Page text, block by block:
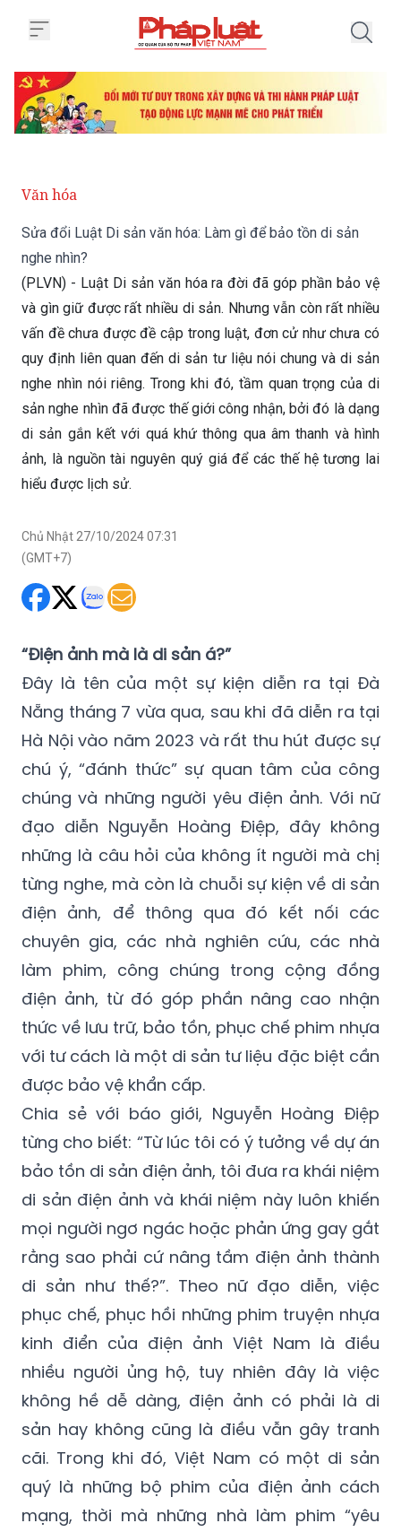
Văn hóa
Sửa đổi Luật Di sản văn hóa: Làm gì để bảo tồn di sản
nghe nhìn?
(PLVN) - Luật Di sản văn hóa ra đời đã góp phần bảo vệ
và gìn giữ được rất nhiều di sản. Nhưng vẫn còn rất nhiều
vấn đề chưa được đề cập trong luật, đơn cử như chưa có
quy định liên quan đến di sản tư liệu nói chung và di sản
nghe nhìn nói riêng. Trong khi đó, tầm quan trọng của di
sản nghe nhìn đã được thế giới công nhận, bởi đó là dạng
di sản gắn kết với quá khứ thông qua âm thanh và hình
ảnh, là nguồn tài nguyên quý giá để các thế hệ tương lai
hiểu được lịch sử.
Chủ Nhật 27/10/2024 07:31
(GMT+7)
“Điện ảnh mà là di sản á?”
Đây là tên của một sự kiện diễn ra tại Đà
Nẵng tháng 7 vừa qua, sau khi đã diễn ra tại
Hà Nội vào năm 2023 và rất thu hút được sự
chú ý, “đánh thức” sự quan tâm của công
chúng và những người yêu điện ảnh. Với nữ
đạo diễn Nguyễn Hoàng Điệp, đây không
những là câu hỏi của không ít người mà chị
từng nghe, mà còn là chuỗi sự kiện về di sản
điện ảnh, để thông qua đó kết nối các
chuyên gia, các nhà nghiên cứu, các nhà
làm phim, công chúng trong cộng đồng
điện ảnh, từ đó góp phần nâng cao nhận
thức về lưu trữ, bảo tồn, phục chế phim nhựa
với tư cách là một di sản tư liệu đặc biệt cần
được bảo vệ khẩn cấp.
Chia sẻ với báo giới, Nguyễn Hoàng Điệp
từng cho biết: “Từ lúc tôi có ý tưởng về dự án
bảo tồn di sản điện ảnh, tôi đưa ra khái niệm
di sản điện ảnh và khái niệm này luôn khiến
mọi người ngơ ngác hoặc phản ứng gay gắt
rằng sao phải cứ nâng tầm điện ảnh thành
di sản như thế?”. Theo nữ đạo diễn, việc
phục chế, phục hồi những phim truyện nhựa
kinh điển của điện ảnh Việt Nam là điều
nhiều người ủng hộ, tuy nhiên đây là việc
không hề dễ dàng, điện ảnh có phải là di
sản hay không cũng là điều vẫn gây tranh
cãi. Trong khi đó, Việt Nam có một di sản
quý là những bộ phim của điện ảnh cách
mạng, thời mà những nhà làm phim “yêu